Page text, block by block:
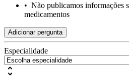
• Não publicamos informações
medicamentos
Adicionar pergunta
Especialidade